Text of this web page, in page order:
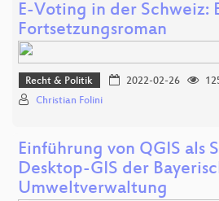
E-Voting in der Schweiz:
Fortsetzungsroman
Recht & Politik 2022-02-26
Christian Folini
Einführung von QGIS als
Desktop-GIS der
Umweltverwaltung